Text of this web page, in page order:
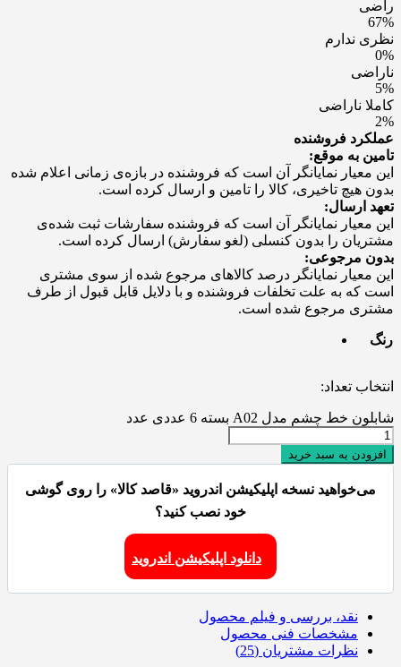
راضی
67%
نظری ندارم
0%
ناراضی
5%
کاملا ناراضی
2%
عملکرد فروشنده
تامین به موقع:
این معیار نمایانگر آن است که فروشنده در بازه‌ی زمانی اعلام شده
بدون هیچ تاخیری، کالا را تامین و ارسال کرده است.
تعهد ارسال:
این معیار نمایانگر آن است که فروشنده سفارشات ثبت شده‌ی
مشتریان را بدون کنسلی (لغو سفارش) ارسال کرده است.
بدون مرجوعی:
این معیار نمایانگر درصد کالاهای مرجوع شده از سوی مشتری
است که به علت تخلفات فروشنده و با دلایل قابل قبول از طرف
مشتری مرجوع شده است.
رنگ
انتخاب تعداد:
شابلون خط چشم مدل A02 بسته 6 عددی عدد
افزودن به سبد خرید
می‌خواهید نسخه اپلیکیشن اندروید «قاصد کالا» را روی گوشی
خود نصب کنید؟
دانلود اپلیکیشن اندروید
نقد، بررسی و فیلم محصول
مشخصات فنی محصول
نظرات مشتریان (25)